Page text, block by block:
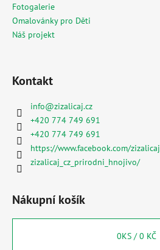
Fotogalerie
Omalovánky pro Děti
Náš projekt
Kontakt
info@zizalicaj.cz
+420 774 749 691
+420 774 749 691
https://www.facebook.com/zizalicaj
zizalicaj_cz_prirodni_hnojivo/
Nákupní košík
0KS /0 KČ